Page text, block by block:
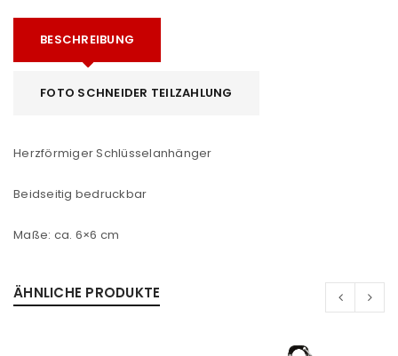
BESCHREIBUNG
FOTO SCHNEIDER TEILZAHLUNG
Herzförmiger Schlüsselanhänger
Beidseitig bedruckbar
Maße: ca. 6×6 cm
ÄHNLICHE PRODUKTE